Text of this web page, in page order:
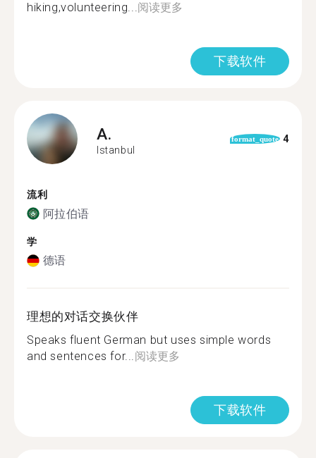
hiking,volunteering...阅读更多
下载软件
A.
Istanbul
format_quote 4
流利
阿拉伯语
学
德语
理想的对话交换伙伴
Speaks fluent German but uses simple words
and sentences for...阅读更多
下载软件